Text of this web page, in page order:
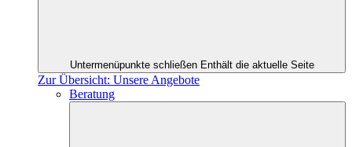
Untermenüpunkte schließen Enthält die aktuelle Seite
Zur Übersicht: Unsere Angebote
Beratung